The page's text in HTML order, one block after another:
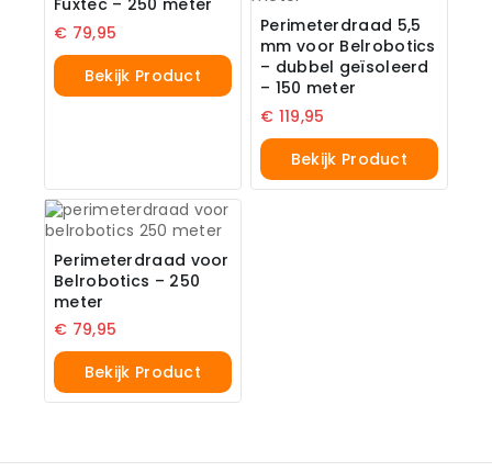
€ 79,95
Bekijk Product
Perimeterdraad 5,5
mm voor Belrobotics
– dubbel geïsoleerd
– 150 meter
€ 119,95
Bekijk Product
Perimeterdraad voor
Belrobotics – 250
meter
€ 79,95
Bekijk Product